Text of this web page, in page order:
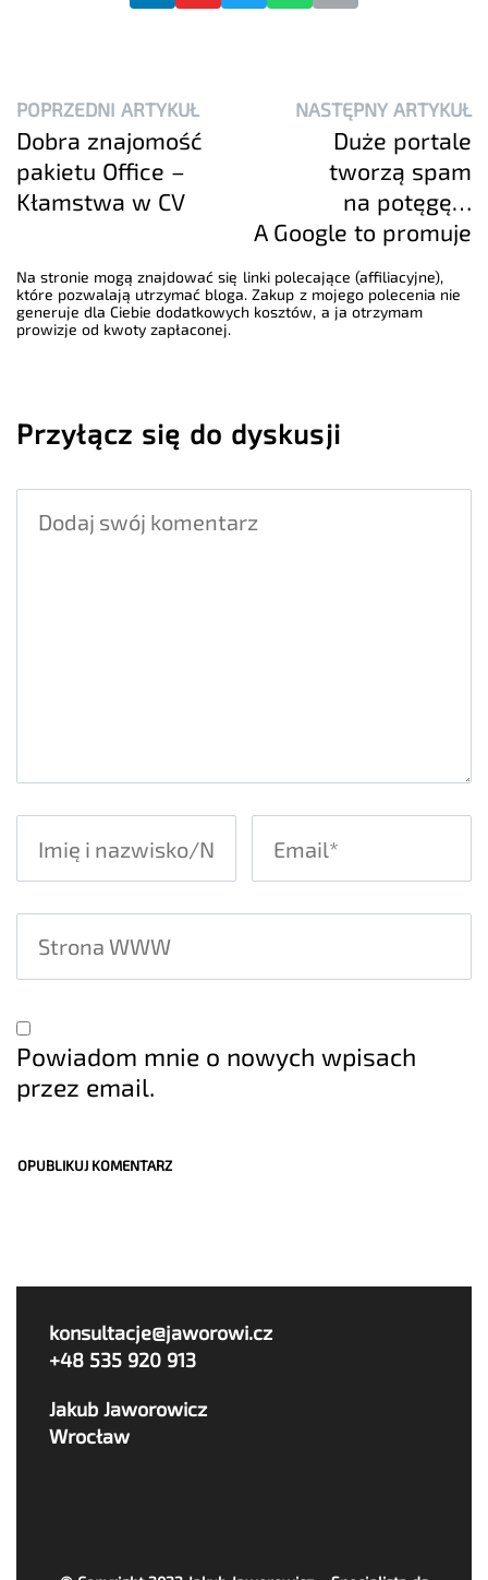
POPRZEDNI ARTYKUŁ
Dobra znajomość
pakietu Office –
Kłamstwa w CV
NASTĘPNY ARTYKUŁ
Duże portale
tworzą spam
na potęgę…
A Google to promuje
Na stronie mogą znajdować się linki polecające (affiliacyjne),
które pozwalają utrzymać bloga. Zakup z mojego polecenia nie
generuje dla Ciebie dodatkowych kosztów, a ja otrzymam
prowizje od kwoty zapłaconej.
Przyłącz się do dyskusji
Powiadom mnie o nowych wpisach
przez email.
konsultacje@jaworowi.cz
+48 535 920 913
Jakub Jaworowicz
Wrocław